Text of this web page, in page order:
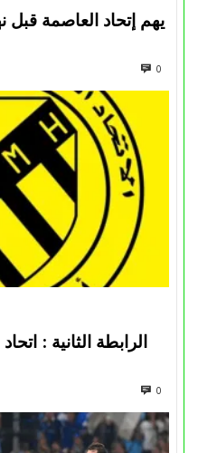
يهم إتحاد العاصمة
0
الرابطة الثانية :
0